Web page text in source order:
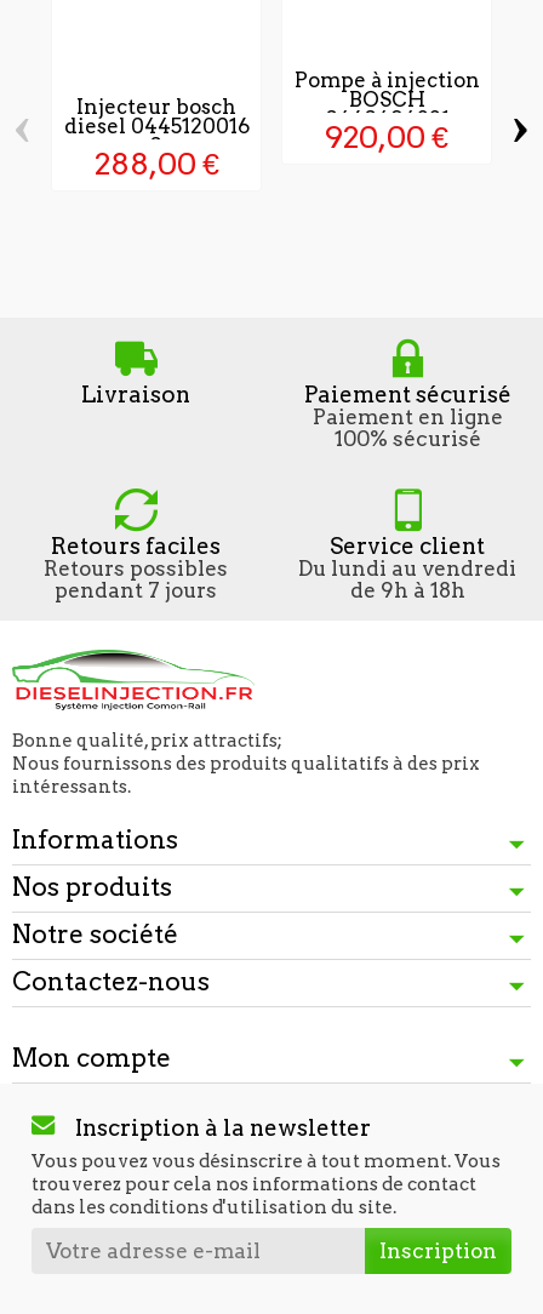
Injecteur bosch
diesel 0445120016
- 0...
288,00 €
Pompe à injection
BOSCH
0460494221
920,00 €
‹ ›
Livraison Paiement sécurisé
Paiement en ligne
100% sécurisé
Retours faciles
Retours possibles
pendant 7 jours
Service client
Du lundi au vendredi
de 9h à 18h
Bonne qualité, prix attractifs;
Nous fournissons des produits qualitatifs à des prix
intéressants.
Informations
Nos produits
Notre société
Contactez-nous
Mon compte
Inscription à la newsletter
Vous pouvez vous désinscrire à tout moment. Vous
trouverez pour cela nos informations de contact
dans les conditions d'utilisation du site.